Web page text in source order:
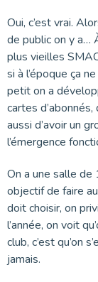
Oui, c’est vrai.
de public on y a…
plus vieilles
si à l’époque ça
petit on a
cartes
aussi d’avoir un
l’émergence
On a une salle
objectif de faire
doit choisir, on
l’année, on voit
club, c’est qu’on
jamais.